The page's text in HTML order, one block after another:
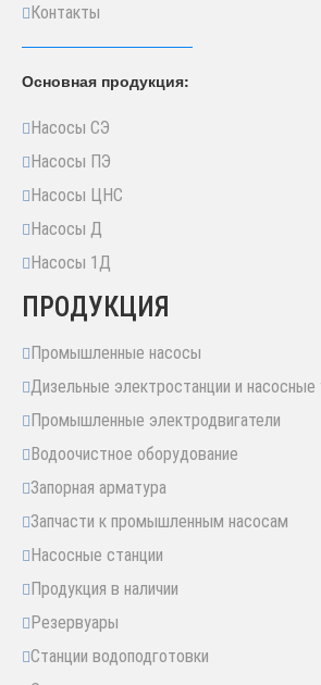
Контакты
Основная продукция:
Насосы СЭ
Насосы ПЭ
Насосы ЦНС
Насосы Д
Насосы 1Д
ПРОДУКЦИЯ
Промышленные насосы
Дизельные электростанции и насосные
Промышленные электродвигатели
Водоочистное оборудование
Запорная арматура
Запчасти к промышленным насосам
Насосные станции
Продукция в наличии
Резервуары
Станции водоподготовки